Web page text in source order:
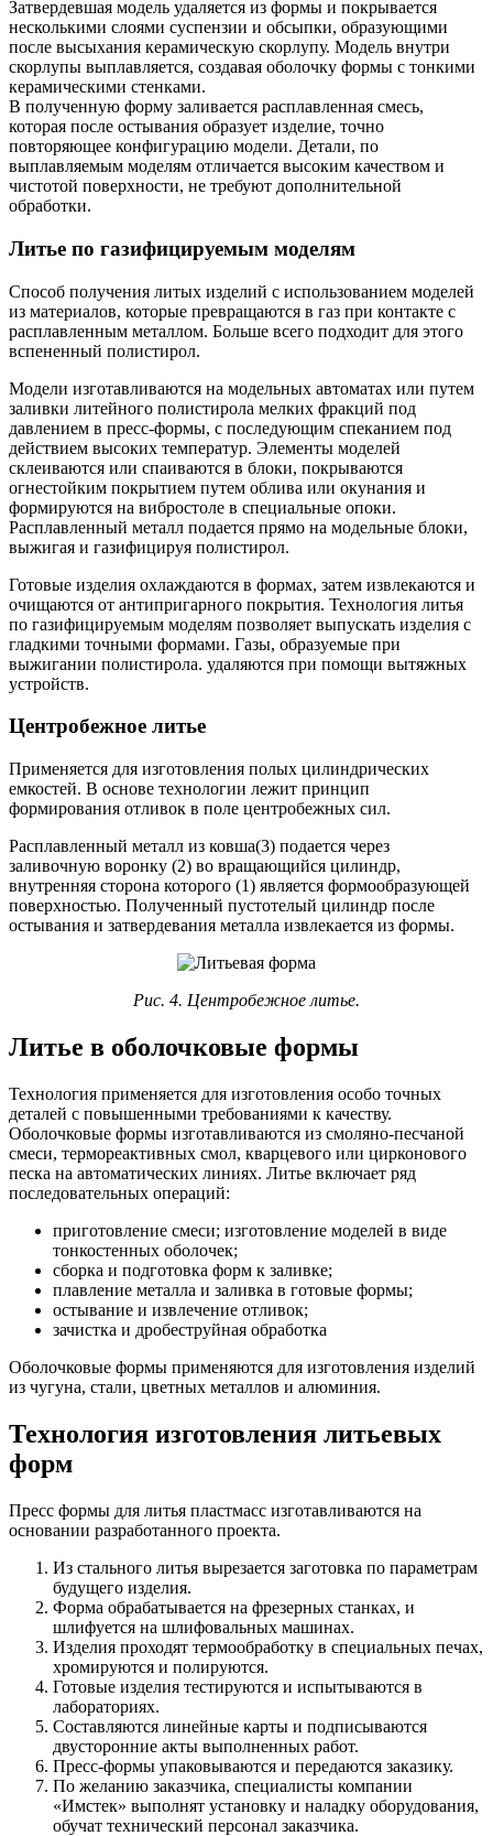
Затвердевшая модель удаляется из формы и покрывается
несколькими слоями суспензии и обсыпки, образующими
после высыхания керамическую скорлупу. Модель внутри
скорлупы выплавляется, создавая оболочку формы с тонкими
керамическими стенками.
В полученную форму заливается расплавленная смесь,
которая после остывания образует изделие, точно
повторяющее конфигурацию модели. Детали, по
выплавляемым моделям отличается высоким качеством и
чистотой поверхности, не требуют дополнительной
обработки.
Литье по газифицируемым моделям
Способ получения литых изделий с использованием моделей
из материалов, которые превращаются в газ при контакте с
расплавленным металлом. Больше всего подходит для этого
вспененный полистирол.
Модели изготавливаются на модельных автоматах или путем
заливки литейного полистирола мелких фракций под
давлением в пресс-формы, с последующим спеканием под
действием высоких температур. Элементы моделей
склеиваются или спаиваются в блоки, покрываются
огнестойким покрытием путем облива или окунания и
формируются на вибростоле в специальные опоки.
Расплавленный металл подается прямо на модельные блоки,
выжигая и газифицируя полистирол.
Готовые изделия охлаждаются в формах, затем извлекаются и
очищаются от антипригарного покрытия. Технология литья
по газифицируемым моделям позволяет выпускать изделия с
гладкими точными формами. Газы, образуемые при
выжигании полистирола. удаляются при помощи вытяжных
устройств.
Центробежное литье
Применяется для изготовления полых цилиндрических
емкостей. В основе технологии лежит принцип
формирования отливок в поле центробежных сил.
Расплавленный металл из ковша(3) подается через
заливочную воронку (2) во вращающийся цилиндр,
внутренняя сторона которого (1) является формообразующей
поверхностью. Полученный пустотелый цилиндр после
остывания и затвердевания металла извлекается из формы.
Рис. 4. Центробежное литье.
Литье в оболочковые формы
Технология применяется для изготовления особо точных
деталей с повышенными требованиями к качеству.
Оболочковые формы изготавливаются из смоляно-песчаной
смеси, термореактивных смол, кварцевого или цирконового
песка на автоматических линиях. Литье включает ряд
последовательных операций:
приготовление смеси; изготовление моделей в виде
тонкостенных оболочек;
сборка и подготовка форм к заливке;
плавление металла и заливка в готовые формы;
остывание и извлечение отливок;
зачистка и дробеструйная обработка
Оболочковые формы применяются для изготовления изделий
из чугуна, стали, цветных металлов и алюминия.
Технология изготовления литьевых
форм
Пресс формы для литья пластмасс изготавливаются на
основании разработанного проекта.
Из стального литья вырезается заготовка по параметрам
будущего изделия.
Форма обрабатывается на фрезерных станках, и
шлифуется на шлифовальных машинах.
Изделия проходят термообработку в специальных печах,
хромируются и полируются.
Готовые изделия тестируются и испытываются в
лабораториях.
Составляются линейные карты и подписываются
двусторонние акты выполненных работ.
Пресс-формы упаковываются и передаются заказику.
По желанию заказчика, специалисты компании
«Имстек» выполнят установку и наладку оборудования,
обучат технический персонал заказчика.